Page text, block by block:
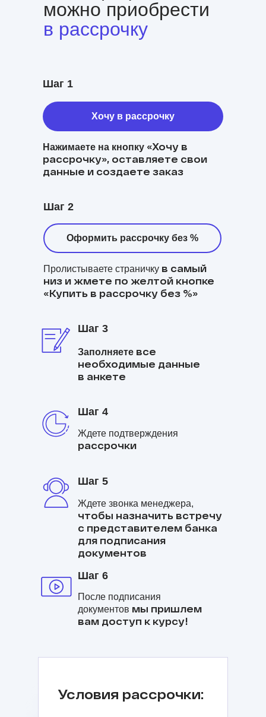
можно приобрести
в рассрочку
Шаг 1
Шаг 2
Шаг 3
Шаг 4
Шаг 5
Шаг 6
Нажимаете на кнопку «Хочу в
рассрочку», оставляете свои
данные и создаете заказ
Пролистываете страничку в самый
низ и жмете по желтой кнопке
«Купить в рассрочку без %»
Заполняете все
необходимые данные
в анкете
Ждете подтверждения
рассрочки
Ждете звонка менеджера,
чтобы назначить встречу
с представителем банка
для подписания
документов
После подписания
документов мы пришлем
вам доступ к курсу!
Условия рассрочки:
Хочу в рассрочку
Оформить рассрочку без %